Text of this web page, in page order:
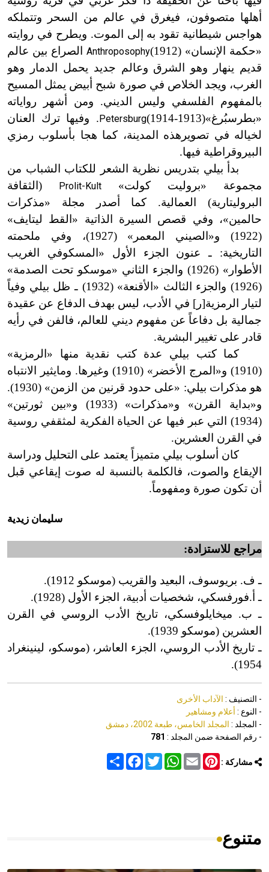
أهلها متصوفون، فيغرق في عالم من السحر وتتملكه
هواجس شيطانية تقود به إلى الموت. ويطرح في روايته
«حكمة الإنسان» (1912
)
Anthroposophy الصراع بين عالم
قديم ينهار وهو الشرق وعالم جديد يحمل الدمار وهو
الغرب، ويجد الخلاص في صورة شبح أبيض يمثل المسيح
بالمفهوم الفلسفي وليس الديني. ومن أشهر رواياته
«بطرسبُرغ»(1913-
1914)
Petersburg . وفيها ترك العنان
لخياله في تصويرهذه المدينة، كما هجا بأسلوب رمزي
البيروقراطية فيها.
بدأ بيلي بتدريس نظرية الشعر للكتاب الشباب من
مجموعة «بروليت كولت» Prolit-Kult
(الثقافة
البروليتارية) العمالية. كما أصدر مجلة «مذكرات
حالمين»، وفي قصص السيرة الذاتية «القط ليتايف»
(1922
) و«الصيني المعمر» (1927)، وفي ملحمته
التاريخية: ـ عنون الجزء الأول «المسكوفي الغريب
الأطوار» (1926) والجزء الثاني «موسكو تحت الصدمة»
(1926) والجزء الثالث «الأقنعة» (1932) ـ ظل بيلي وفياً
لتيار الرمزية[ر] في الأدب، ليس بهدف الدفاع عن عقيدة
جمالية بل دفاعاً عن مفهوم ديني للعالم، فالفن في رأيه
قادر على تغيير البشرية.
كما كتب بيلي عدة كتب نقدية منها «الرمزية»
(1910) و«المرج الأخضر» (1910) وغيرها. ومايثير الانتباه
هو مذكرات بيلي: «على حدود قرنين من الزمن» (1930).
و«بداية القرن» و«مذكرات» (1933) و«بين ثورتين»
(1934) التي عبر فيها عن الحياة الفكرية لمثقفي روسية
في القرن العشرين.
كان أسلوب بيلي متميزاً يعتمد على التحليل ودراسة
الإيقاع والصوت، فالكلمة بالنسبة له صوت إيقاعي قبل
أن تكون صورة ومفهوماً.
سليمان زيدية
مراجع للاستزادة:
ـ ف. بريوسوف، البعيد والقريب (موسكو 1912).
ـ أ.فورفسكي، شخصيات أدبية، الجزء الأول (1928).
ـ ب. ميخايلوفسكي، تاريخ الأدب الروسي في القرن
العشرين (موسكو 1939).
ـ تاريخ الأدب الروسي، الجزء العاشر، (موسكو، لينينغراد
1954).
- التصنيف : الآداب الأخرى
- النوع : أعلام ومشاهير
- المجلد : المجلد الخامس، طبعة 2002، دمشق
- رقم الصفحة ضمن المجلد : 781
مشاركة : Share
FacebookTwitter
WhatsAppEmail
Pinterest
متنوع